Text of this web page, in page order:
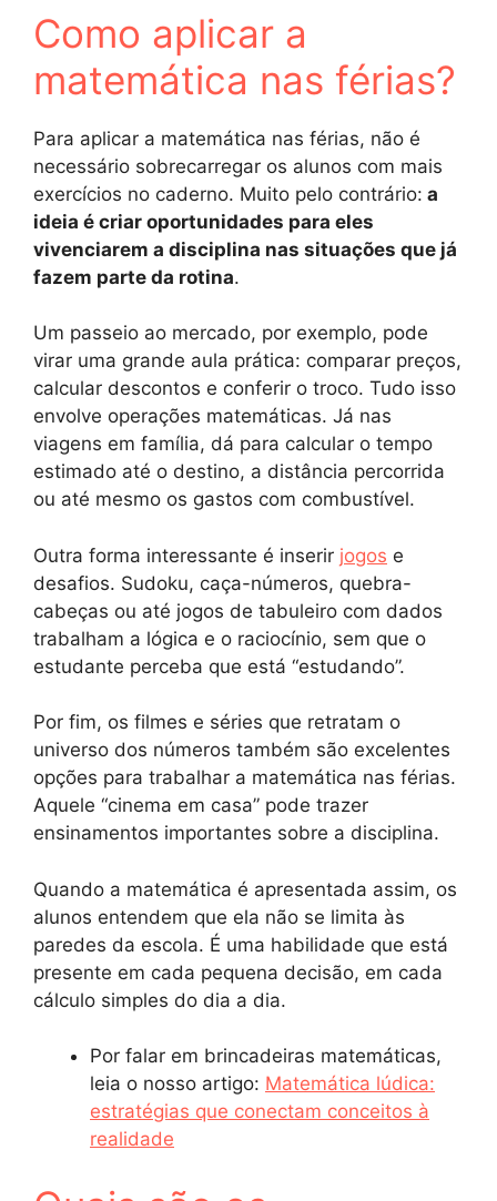
Como aplicar a
matemática nas férias?
Para aplicar a matemática nas férias, não é
necessário sobrecarregar os alunos com mais
exercícios no caderno. Muito pelo contrário: a
ideia é criar oportunidades para eles
vivenciarem a disciplina nas situações que já
fazem parte da rotina.
Um passeio ao mercado, por exemplo, pode
virar uma grande aula prática: comparar preços,
calcular descontos e conferir o troco. Tudo isso
envolve operações matemáticas. Já nas
viagens em família, dá para calcular o tempo
estimado até o destino, a distância percorrida
ou até mesmo os gastos com combustível.
Outra forma interessante é inserir jogos e
desafios. Sudoku, caça-números, quebra-
cabeças ou até jogos de tabuleiro com dados
trabalham a lógica e o raciocínio, sem que o
estudante perceba que está “estudando”.
Por fim, os filmes e séries que retratam o
universo dos números também são excelentes
opções para trabalhar a matemática nas férias.
Aquele “cinema em casa” pode trazer
ensinamentos importantes sobre a disciplina.
Quando a matemática é apresentada assim, os
alunos entendem que ela não se limita às
paredes da escola. É uma habilidade que está
presente em cada pequena decisão, em cada
cálculo simples do dia a dia.
Por falar em brincadeiras matemáticas,
leia o nosso artigo: Matemática lúdica:
estratégias que conectam conceitos à
realidade